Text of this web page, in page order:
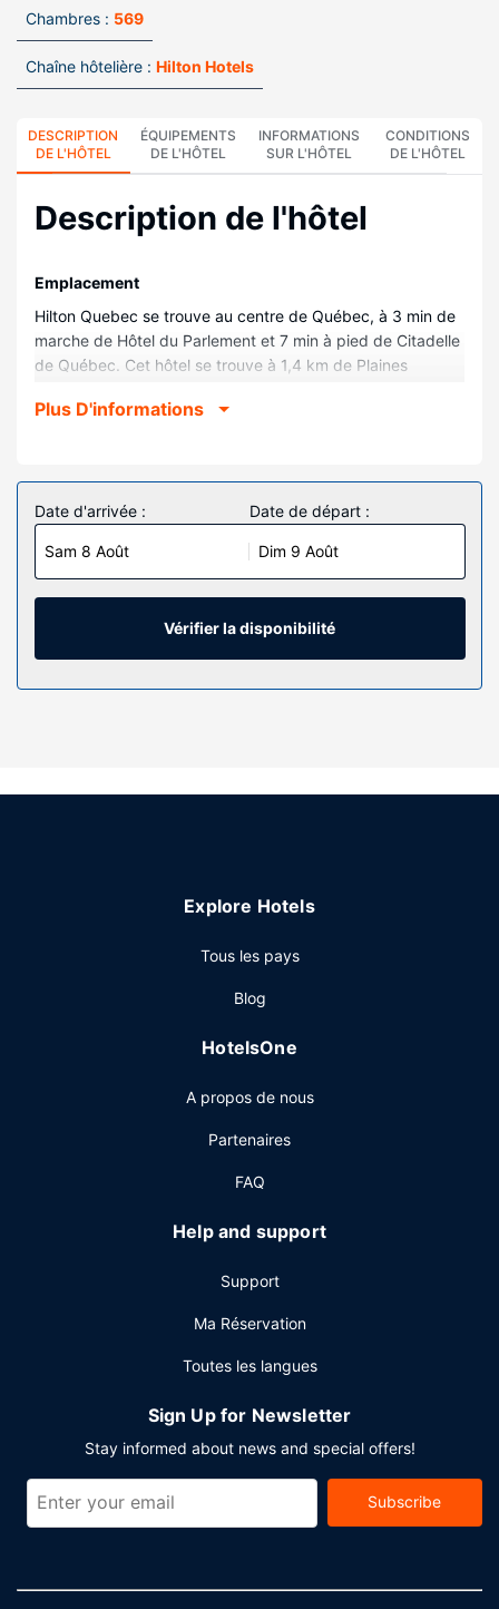
Chambres : 569
Chaîne hôtelière : Hilton Hotels
DESCRIPTION
DE L'HÔTEL
ÉQUIPEMENTS
DE L'HÔTEL
INFORMATIONS
SUR L'HÔTEL
CONDITIONS
DE L'HÔTEL
Description de l'hôtel
Emplacement
Hilton Quebec se trouve au centre de Québec, à 3 min de
marche de Hôtel du Parlement et 7 min à pied de Citadelle
de Québec. Cet hôtel se trouve à 1,4 km de Plaines
Chambres
détente et comprennent un réfrigérateur et une télévision
LCD. Votre lit est préparé avec une couette en duvet d'oie
et de la literie de qualité supérieure. Un accès gratuit au
réseau Internet Wi-Fi et câblé vous permet de rester en
contact avec le reste du monde et des chaînes par câble
assurent votre divertissement. Une salle de bain privée
avec un ensemble douche/baignoire est à votre
disposition. Vous y trouvez également des articles de
incluent notamment une piscine extérieure, un sauna et
De délicieuses spécialités Cuisine locale vous attendent à
salon, parfait pour prendre l'apéritif avant le dîner. Si vous
(horaires limités) est à votre disposition. Pour bien finir la
piscine. Un petit déjeuner buffet est servi en semaine de
07 h 00 à 10 h 30 et le week-end de 07 h 00 à 11 h 00 (en
Les équipements et services proposés incluent un service
de location de limousines/berlines, un service d'arrivée
dispose de 22 salles de réunions pouvant accueillir toutes
sortes d'événements. Un parking payant sans service de
Plus D'informations
Date d'arrivée :
Sam 8 Août
Date de départ :
Dim 9 Août
Vérifier la disponibilité
Explore Hotels
Tous les pays
Blog
HotelsOne
A propos de nous
Partenaires
FAQ
Help and support
Support
Ma Réservation
Toutes les langues
Sign Up for Newsletter
Stay informed about news and special offers!
Subscribe